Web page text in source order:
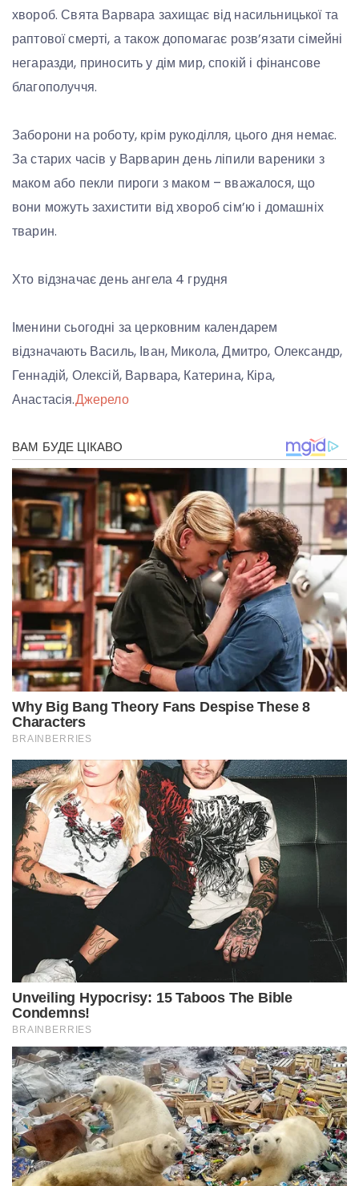
хвороб. Свята Варвара захищає від насильницької та
раптової смерті, а також допомагає розв’язати сімейні
негаразди, приносить у дім мир, спокій і фінансове
благополуччя.
Заборони на роботу, крім рукоділля, цього дня немає.
За старих часів у Варварин день ліпили вареники з
маком або пекли пироги з маком – вважалося, що
вони можуть захистити від хвороб сім’ю і домашніх
тварин.
Хто відзначає день ангела 4 грудня
Іменини сьогодні за церковним календарем
відзначають Василь, Іван, Микола, Дмитро, Олександр,
Геннадій, Олексій, Варвара, Катерина, Кіра,
Анастасія.Джерело